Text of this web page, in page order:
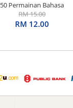
50 Permainan Bahasa
Arab: Panduan Praktikal
untuk Guru
RM 15.00
RM 12.00